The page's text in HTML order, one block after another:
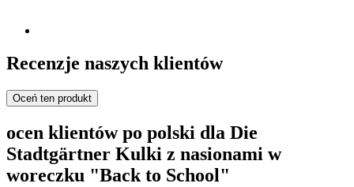
Recenzje naszych klientów
Oceń ten produkt
ocen klientów po polski dla Die
Stadtgärtner Kulki z nasionami w
woreczku "Back to School"